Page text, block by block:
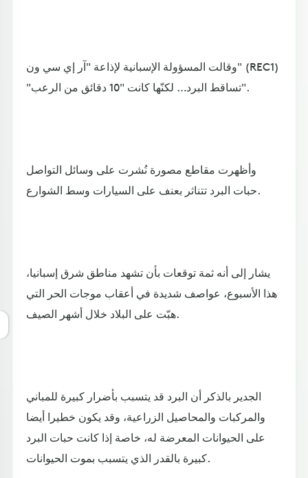
وقالت المسؤولة الإسبانية لإذاعة "آر إي سي ون" (REC1)
"تساقط البرد… لكنّها كانت "10 دقائق من الرعب".
وأظهرت مقاطع مصورة نُشرت على وسائل التواصل
حبات البرد تتناثر بعنف على السيارات وسط الشوارع.
يشار إلى أنه ثمة توقعات بأن تشهد مناطق شرق إسبانيا،
هذا الأسبوع، عواصف شديدة في أعقاب موجات الحر التي
هبّت على البلاد خلال أشهر الصيف.
الجدير بالذكر أن البرد قد يتسبب بأضرار كبيرة للمباني
والمركبات والمحاصيل الزراعية، وقد يكون خطيرا أيضا
على الحيوانات المعرضة له، خاصة إذا كانت حبات البرد
كبيرة بالقدر الذي يتسبب بموت الحيوانات.